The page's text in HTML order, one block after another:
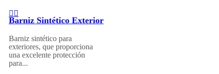
Barniz Sintético Exterior
Barniz sintético para
exteriores, que proporciona
una excelente protección
para...